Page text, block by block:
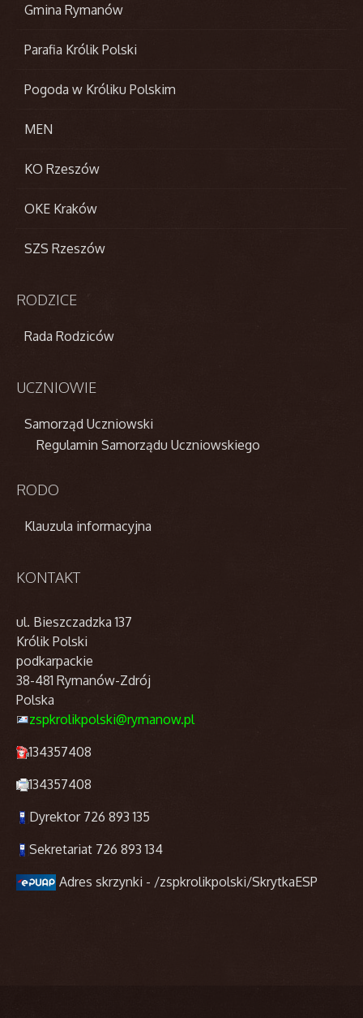
Gmina Rymanów
Parafia Królik Polski
Pogoda w Króliku Polskim
MEN
KO Rzeszów
OKE Kraków
SZS Rzeszów
RODZICE
Rada Rodziców
UCZNIOWIE
Samorząd Uczniowski
Regulamin Samorządu Uczniowskiego
RODO
Klauzula informacyjna
KONTAKT
ul. Bieszczadzka 137
Królik Polski
podkarpackie
38-481 Rymanów-Zdrój
Polska
zspkrolikpolski@rymanow.pl
134357408
134357408
Dyrektor 726 893 135
Sekretariat 726 893 134
Adres skrzynki - /zspkrolikpolski/SkrytkaESP